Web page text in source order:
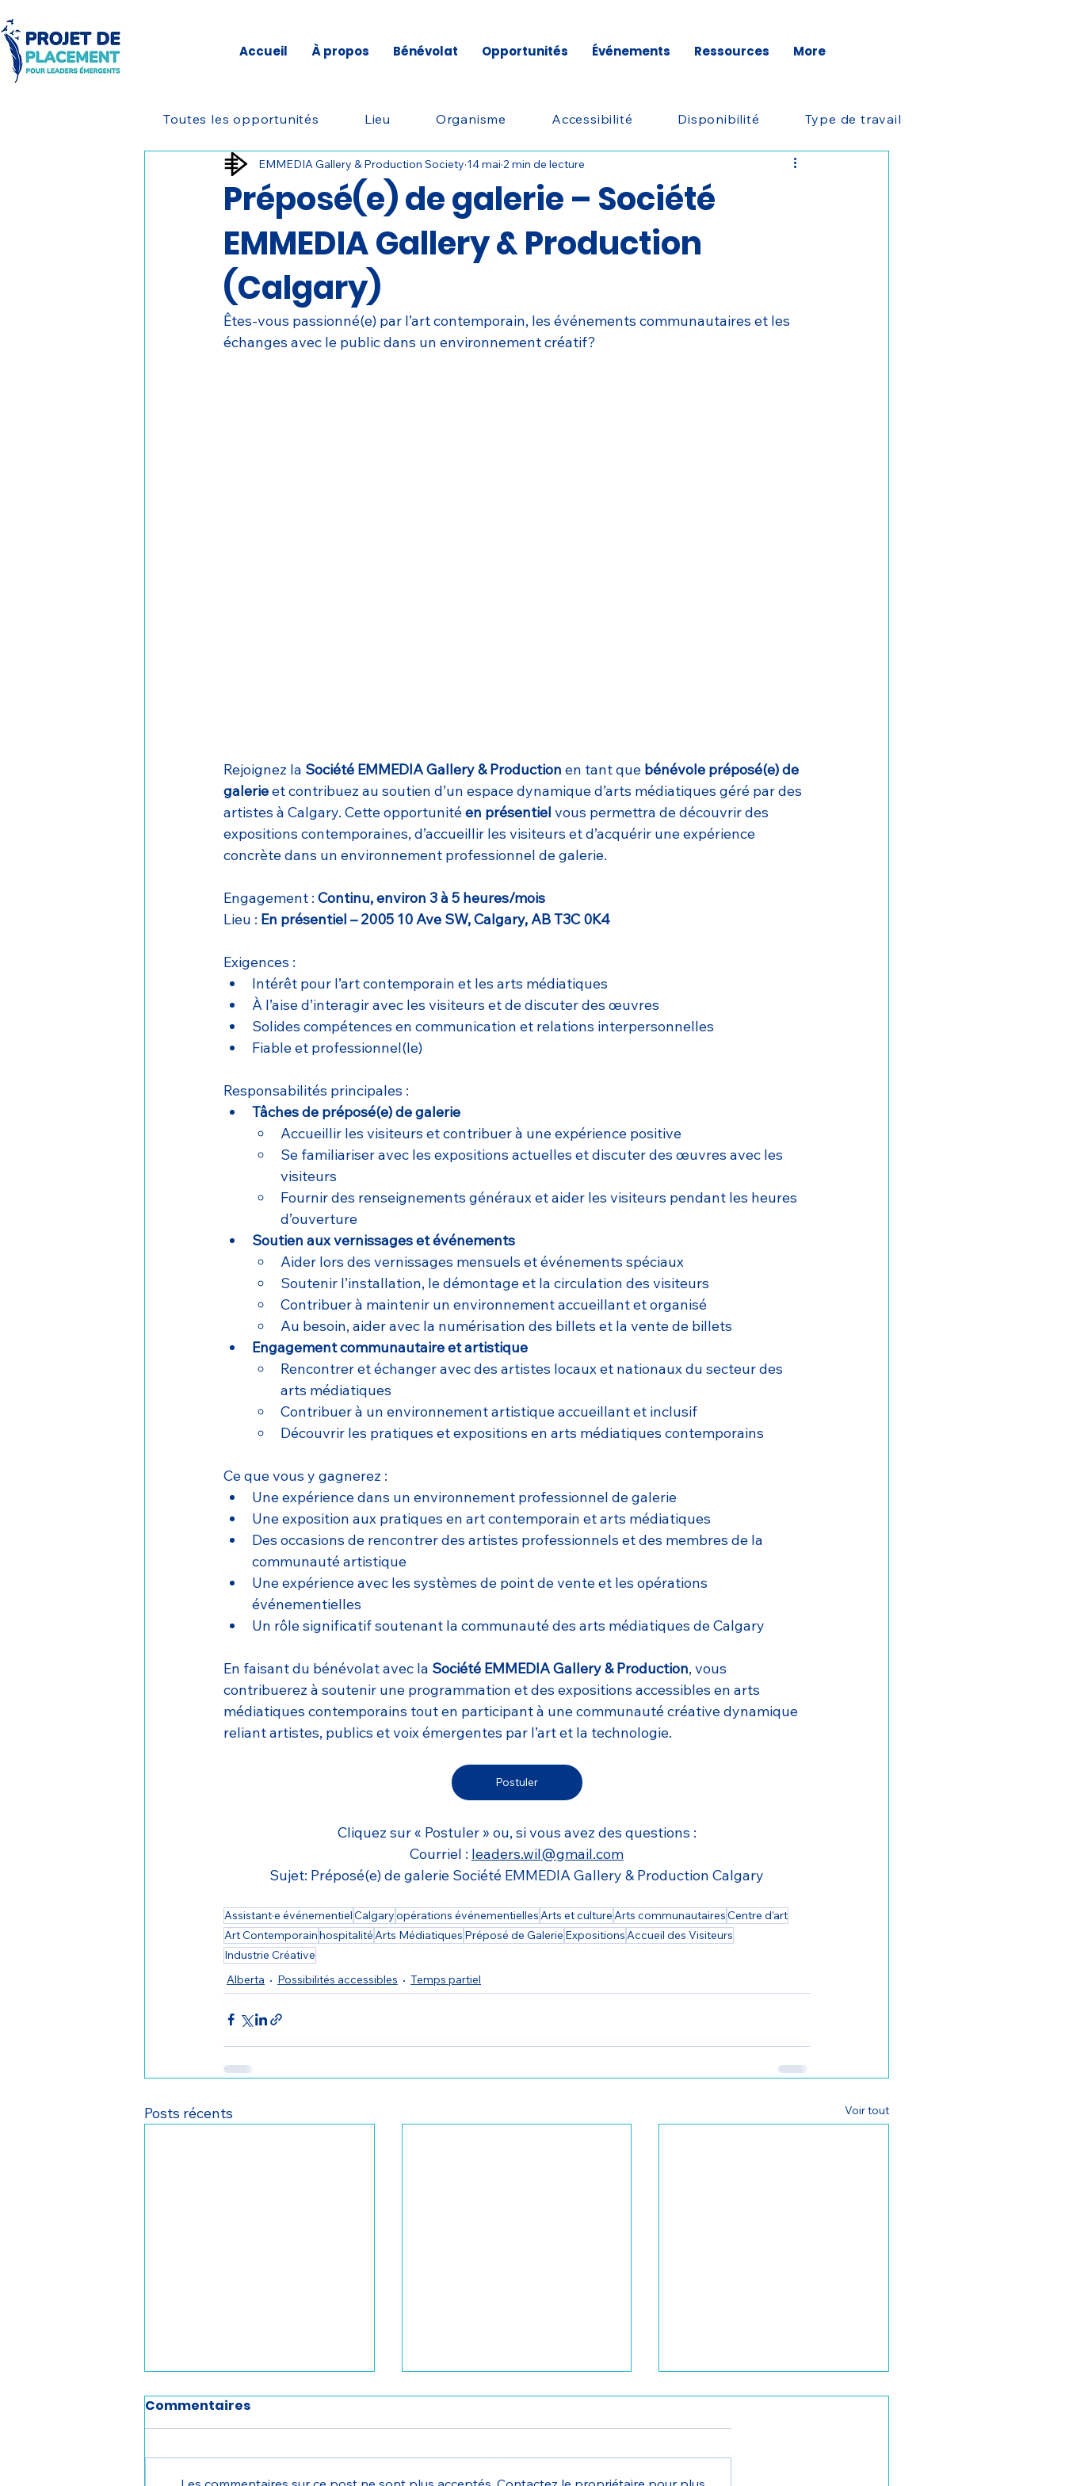
Accueil À propos Bénévolat Opportunités Événements Ressources More
Toutes les opportunités Lieu Organisme Accessibilité Disponibilité Type de travail
Préposé(e) de galerie – Société
EMMEDIA Gallery & Production
(Calgary)
EMMEDIA Gallery & Production Society 14 mai 2 min de lecture
Êtes-vous passionné(e) par l’art contemporain, les événements communautaires et les
échanges avec le public dans un environnement créatif?
Rejoignez la Société EMMEDIA Gallery & Production en tant que bénévole préposé(e) de
galerie et contribuez au soutien d’un espace dynamique d’arts médiatiques géré par des
artistes à Calgary. Cette opportunité en présentiel vous permettra de découvrir des
expositions contemporaines, d’accueillir les visiteurs et d’acquérir une expérience
concrète dans un environnement professionnel de galerie.
Engagement : Continu, environ 3 à 5 heures/mois
Lieu : En présentiel – 2005 10 Ave SW, Calgary, AB T3C 0K4
Exigences :
Intérêt pour l’art contemporain et les arts médiatiques
À l’aise d’interagir avec les visiteurs et de discuter des œuvres
Solides compétences en communication et relations interpersonnelles
Fiable et professionnel(le)
Responsabilités principales :
Tâches de préposé(e) de galerie
Accueillir les visiteurs et contribuer à une expérience positive
Se familiariser avec les expositions actuelles et discuter des œuvres avec les
visiteurs
Fournir des renseignements généraux et aider les visiteurs pendant les heures
d’ouverture
Soutien aux vernissages et événements
Aider lors des vernissages mensuels et événements spéciaux
Soutenir l’installation, le démontage et la circulation des visiteurs
Contribuer à maintenir un environnement accueillant et organisé
Au besoin, aider avec la numérisation des billets et la vente de billets
Engagement communautaire et artistique
Rencontrer et échanger avec des artistes locaux et nationaux du secteur des
arts médiatiques
Contribuer à un environnement artistique accueillant et inclusif
Découvrir les pratiques et expositions en arts médiatiques contemporains
Ce que vous y gagnerez :
Une expérience dans un environnement professionnel de galerie
Une exposition aux pratiques en art contemporain et arts médiatiques
Des occasions de rencontrer des artistes professionnels et des membres de la
communauté artistique
Une expérience avec les systèmes de point de vente et les opérations
événementielles
Un rôle significatif soutenant la communauté des arts médiatiques de Calgary
En faisant du bénévolat avec la Société EMMEDIA Gallery & Production, vous
contribuerez à soutenir une programmation et des expositions accessibles en arts
médiatiques contemporains tout en participant à une communauté créative dynamique
reliant artistes, publics et voix émergentes par l’art et la technologie.
Postuler
Cliquez sur « Postuler » ou, si vous avez des questions :
Courriel : leaders.wil@gmail.com
Sujet: Préposé(e) de galerie Société EMMEDIA Gallery & Production Calgary
Assistant·e événementielCalgaryopérations événementiellesArts et cultureArts communautairesCentre d’art
Art ContemporainhospitalitéArts Médiatiques Préposé de Galerie ExpositionsAccueil des Visiteurs
Industrie Créative
Alberta
Possibilités accessibles Temps partiel
Posts récents Voir tout
Commentaires